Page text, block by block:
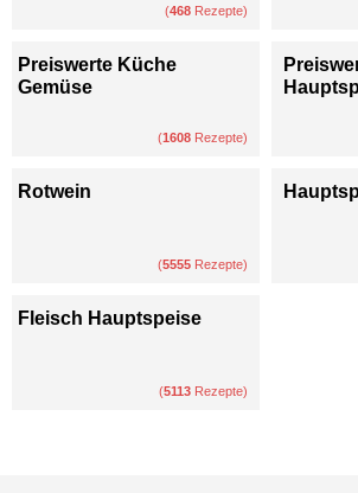
(468 Rezepte)
Preiswerte Küche
Gemüse
(1608 Rezepte)
Rotwein
(5555 Rezepte)
Fleisch Hauptspeise
(5113 Rezepte)